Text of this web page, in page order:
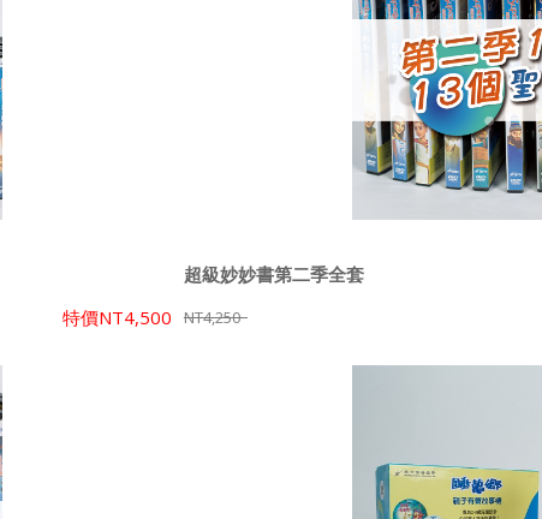
特價NT4,500
超級妙妙書第二季全套
NT4,250